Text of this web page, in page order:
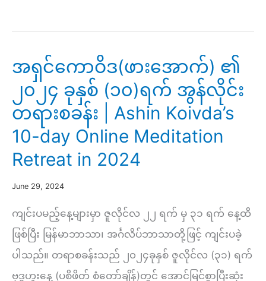
မြတ်
ပါး
တို့၏
ကျင့်
ဥ်
ပြန်လည်
စတင်
အရှင်ကောဝိဒ(ဖားအောက်) ၏
၂၀၂၄ ခုနှစ် (၁၀)ရက် အွန်လိုင်း
တရားစခန်း | Ashin Koivda’s
10-day Online Meditation
Retreat in 2024
June 29, 2024
ကျင်းပမည့်နေ့များမှာ ဇူလိုင်လ ၂၂ ရက် မှ ၃၁ ရက် နေ့ထိ
ဖြစ်ပြီး မြန်မာဘာသာ၊ အင်္ဂလိပ်ဘာသာတို့ဖြင့် ကျင်းပခဲ့
ပါသည်။ တရာစခန်းသည် ၂၀၂၄ခုနှစ် ဇူလိုင်လ (၃၁) ရက်
ဗုဒ္ဓဟူးနေ့ (ပစိဖိတ် စံတော်ချိန်)တွင် အောင်မြင်စွာပြီးဆုံး